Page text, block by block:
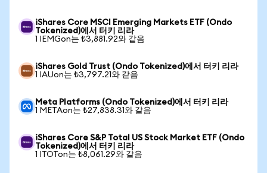
iShares Core MSCI Emerging Markets ETF (Ondo
Tokenized)에서 터키 리라
1 IEMGon는 ₺3,881.92와 같음
iShares Gold Trust (Ondo Tokenized)에서 터키 리라
1 IAUon는 ₺3,797.21와 같음
Meta Platforms (Ondo Tokenized)에서 터키 리라
1 METAon는 ₺27,838.31와 같음
iShares Core S&P Total US Stock Market ETF (Ondo
Tokenized)에서 터키 리라
1 ITOTon는 ₺8,061.29와 같음